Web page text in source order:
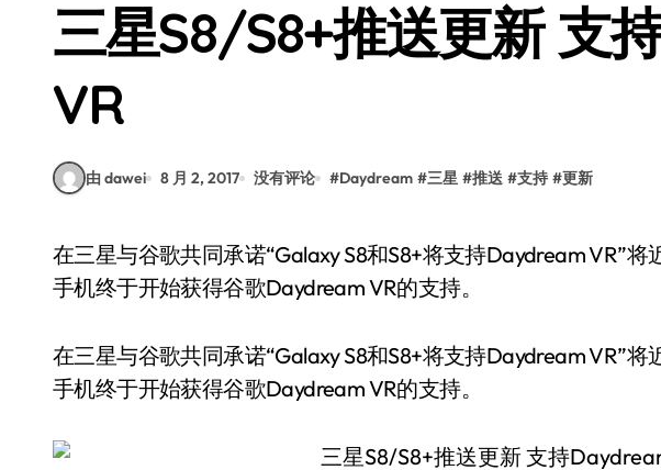
vivo S50新功能大揭秘！优惠来袭，高效玩机就现在！
三星S8/S8+推送更新 支
VR
由 dawei 8 月 2, 2017 没有评论 #Daydream #三星 #推送 #支持 #更新
在三星与谷歌共同承诺“Galaxy S8和S8+将支持Daydream VR”将近两个月之后，这一系列的旗舰
手机终于开始获得谷歌Daydream VR的支持。
在三星与谷歌共同承诺“Galaxy S8和S8+将支持Daydream VR”
手机终于开始获得谷歌Daydream VR的支持。